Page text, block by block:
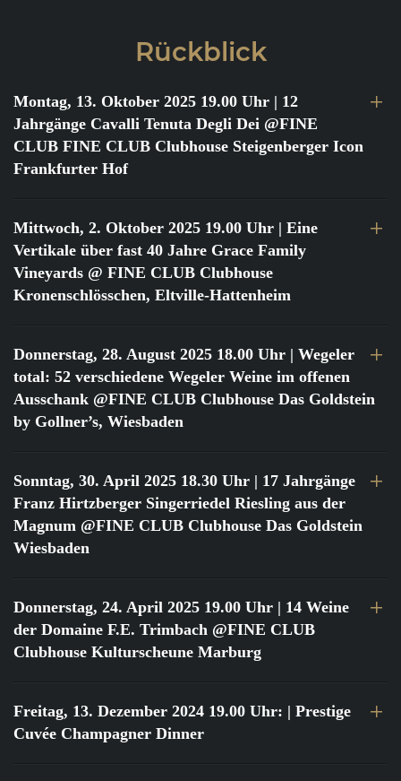
Rückblick
Montag, 13. Oktober 2025 19.00 Uhr | 12
Jahrgänge Cavalli Tenuta Degli Dei @FINE
CLUB FINE CLUB Clubhouse Steigenberger Icon
Frankfurter Hof
Mittwoch, 2. Oktober 2025 19.00 Uhr | Eine
Vertikale über fast 40 Jahre Grace Family
Vineyards @ FINE CLUB Clubhouse
Kronenschlösschen, Eltville-Hattenheim
Donnerstag, 28. August 2025 18.00 Uhr | Wegeler
total: 52 verschiedene Wegeler Weine im offenen
Ausschank @FINE CLUB Clubhouse Das Goldstein
by Gollner’s, Wiesbaden
Sonntag, 30. April 2025 18.30 Uhr | 17 Jahrgänge
Franz Hirtzberger Singerriedel Riesling aus der
Magnum @FINE CLUB Clubhouse Das Goldstein
Wiesbaden
Donnerstag, 24. April 2025 19.00 Uhr | 14 Weine
der Domaine F.E. Trimbach @FINE CLUB
Clubhouse Kulturscheune Marburg
Freitag, 13. Dezember 2024 19.00 Uhr: | Prestige
Cuvée Champagner Dinner